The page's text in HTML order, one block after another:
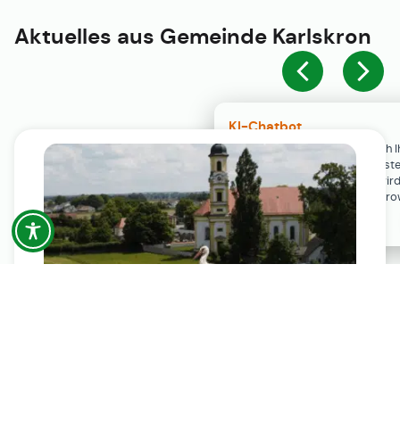
KI-Chatbot
Der KI-Chatbot steht erst nach
Einwilligung in den Cookie-
Verfügung. Der Chat-Verlauf
ausschließlich lokal in Ihrem
gespeichert.
Aktuelles aus Gemeinde Karlskron